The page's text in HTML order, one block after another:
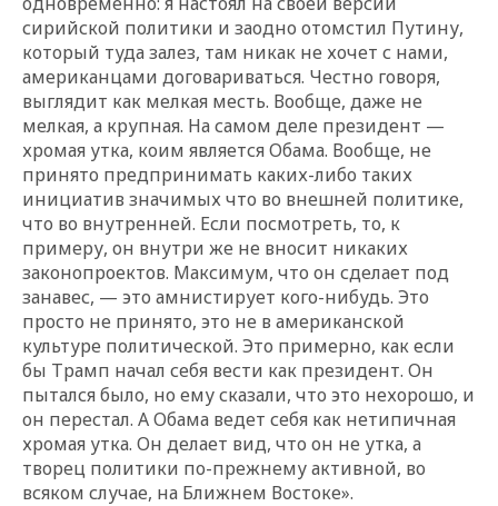
сирийской политики и заодно отомстил Путину,
который туда залез, там никак не хочет с нами,
американцами договариваться. Честно говоря,
выглядит как мелкая месть. Вообще, даже не
мелкая, а крупная. На самом деле президент —
хромая утка, коим является Обама. Вообще, не
принято предпринимать каких-либо таких
инициатив значимых что во внешней политике,
что во внутренней. Если посмотреть, то, к
примеру, он внутри же не вносит никаких
законопроектов. Максимум, что он сделает под
занавес, — это амнистирует кого-нибудь. Это
просто не принято, это не в американской
культуре политической. Это примерно, как если
бы Трамп начал себя вести как президент. Он
пытался было, но ему сказали, что это нехорошо, и
он перестал. А Обама ведет себя как нетипичная
хромая утка. Он делает вид, что он не утка, а
творец политики по-прежнему активной, во
всяком случае, на Ближнем Востоке».